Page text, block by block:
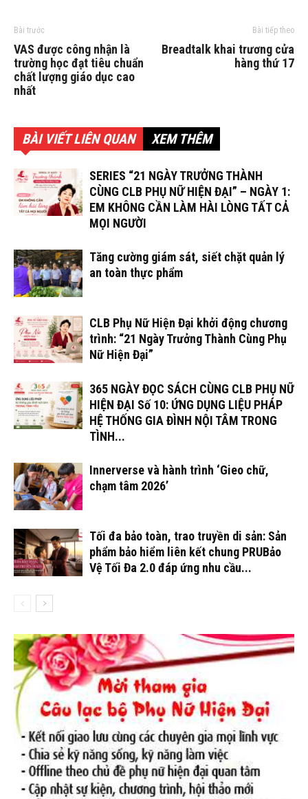
Bài trước
VAS được công nhận là
trường học đạt tiêu chuẩn
chất lượng giáo dục cao
nhất
Bài tiếp theo
Breadtalk khai trương cửa
hàng thứ 17
BÀI VIẾT LIÊN QUAN XEM THÊM
SERIES “21 NGÀY TRƯỞNG THÀNH
CÙNG CLB PHỤ NỮ HIỆN ĐẠI” – NGÀY 1:
EM KHÔNG CẦN LÀM HÀI LÒNG TẤT CẢ
MỌI NGƯỜI
Tăng cường giám sát, siết chặt quản lý
an toàn thực phẩm
CLB Phụ Nữ Hiện Đại khởi động chương
trình: “21 Ngày Trưởng Thành Cùng Phụ
Nữ Hiện Đại”
365 NGÀY ĐỌC SÁCH CÙNG CLB PHỤ NỮ
HIỆN ĐẠI Số 10: ỨNG DỤNG LIỆU PHÁP
HỆ THỐNG GIA ĐÌNH NỘI TÂM TRONG
TÌNH...
Innerverse và hành trình ‘Gieo chữ,
chạm tâm 2026’
Tối đa bảo toàn, trao truyền di sản: Sản
phẩm bảo hiểm liên kết chung PRUBảo
Vệ Tối Đa 2.0 đáp ứng nhu cầu...